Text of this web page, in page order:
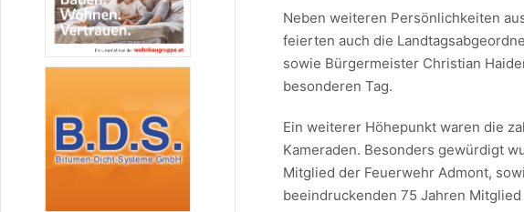
Neben weiteren Persönlichkeiten
feierten auch die
sowie Bürgermeister Christian
besonderen Tag.
Ein weiterer Höhepunkt waren die
Kameraden. Besonders gewürdigt
Mitglied der Feuerwehr Admont,
beeindruckenden 75 Jahren